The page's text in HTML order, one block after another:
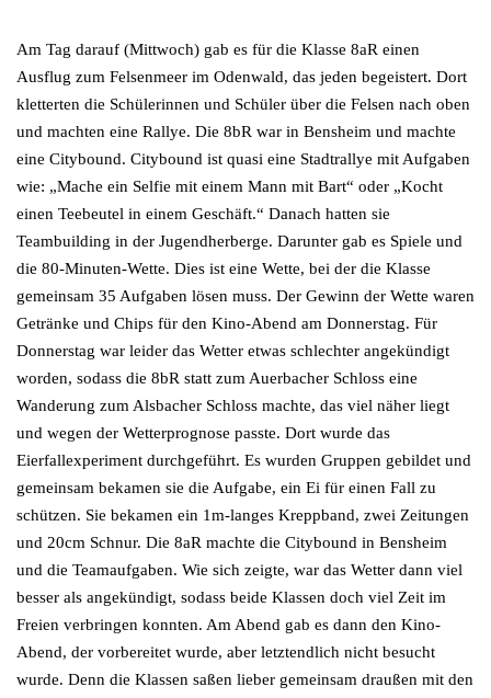
Am Tag darauf (Mittwoch) gab es für die Klasse 8aR einen
Ausflug zum Felsenmeer im Odenwald, das jeden begeistert. Dort
kletterten die Schülerinnen und Schüler über die Felsen nach oben
und machten eine Rallye. Die 8bR war in Bensheim und machte
eine Citybound. Citybound ist quasi eine Stadtrallye mit Aufgaben
wie: „Mache ein Selfie mit einem Mann mit Bart“ oder „Kocht
einen Teebeutel in einem Geschäft.“ Danach hatten sie
Teambuilding in der Jugendherberge. Darunter gab es Spiele und
die 80-Minuten-Wette. Dies ist eine Wette, bei der die Klasse
gemeinsam 35 Aufgaben lösen muss. Der Gewinn der Wette waren
Getränke und Chips für den Kino-Abend am Donnerstag. Für
Donnerstag war leider das Wetter etwas schlechter angekündigt
worden, sodass die 8bR statt zum Auerbacher Schloss eine
Wanderung zum Alsbacher Schloss machte, das viel näher liegt
und wegen der Wetterprognose passte. Dort wurde das
Eierfallexperiment durchgeführt. Es wurden Gruppen gebildet und
gemeinsam bekamen sie die Aufgabe, ein Ei für einen Fall zu
schützen. Sie bekamen ein 1m-langes Kreppband, zwei Zeitungen
und 20cm Schnur. Die 8aR machte die Citybound in Bensheim
und die Teamaufgaben. Wie sich zeigte, war das Wetter dann viel
besser als angekündigt, sodass beide Klassen doch viel Zeit im
Freien verbringen konnten. Am Abend gab es dann den Kino-
Abend, der vorbereitet wurde, aber letztendlich nicht besucht
wurde. Denn die Klassen saßen lieber gemeinsam draußen mit den